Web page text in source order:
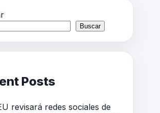
Buscar
Posts
revisará redes sociales de